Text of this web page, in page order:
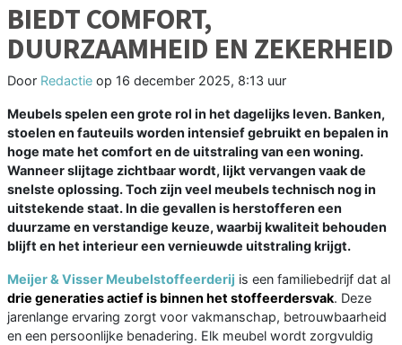
BIEDT COMFORT,
DUURZAAMHEID EN ZEKERHEID
Door Redactie op 16 december 2025, 8:13 uur
Meubels spelen een grote rol in het dagelijks leven. Banken,
stoelen en fauteuils worden intensief gebruikt en bepalen in
hoge mate het comfort en de uitstraling van een woning.
Wanneer slijtage zichtbaar wordt, lijkt vervangen vaak de
snelste oplossing. Toch zijn veel meubels technisch nog in
uitstekende staat. In die gevallen is herstofferen een
duurzame en verstandige keuze, waarbij kwaliteit behouden
blijft en het interieur een vernieuwde uitstraling krijgt.
Meijer & Visser Meubelstoffeerderij is een familiebedrijf dat al
drie generaties actief is binnen het stoffeerdersvak. Deze
jarenlange ervaring zorgt voor vakmanschap, betrouwbaarheid
en een persoonlijke benadering. Elk meubel wordt zorgvuldig